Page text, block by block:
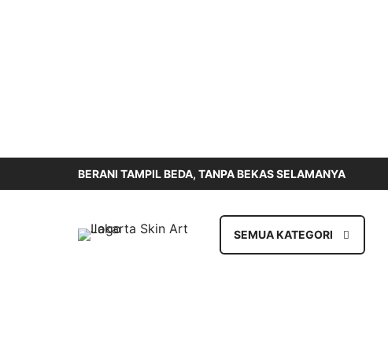
BERANI TAMPIL BEDA, TANPA BEKAS SELAMANYA
SEMUA KATEGORI